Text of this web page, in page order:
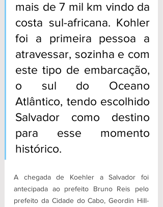
mais de 7 mil km vindo da
costa sul-africana. Kohler
foi a primeira pessoa a
atravessar, sozinha e com
este tipo de embarcação,
o sul do Oceano
Atlântico, tendo escolhido
Salvador como destino
para esse momento
histórico.
A chegada de Koehler a Salvador foi
antecipada ao prefeito Bruno Reis pelo
prefeito da Cidade do Cabo, Geordin Hill-